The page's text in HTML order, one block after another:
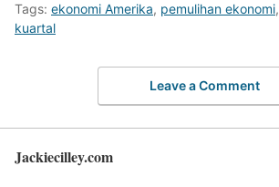
Tags: ekonomi Amerika, pemulihan ekonomi,
kuartal
Leave a Comment
Jackiecilley.com